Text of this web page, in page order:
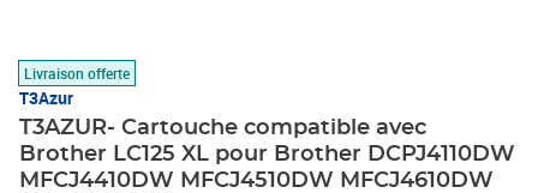
Livraison offerte
T3Azur
T3AZUR- Cartouche compatible avec
Brother LC125 XL pour Brother DCPJ4110DW
MFCJ4410DW MFCJ4510DW MFCJ4610DW